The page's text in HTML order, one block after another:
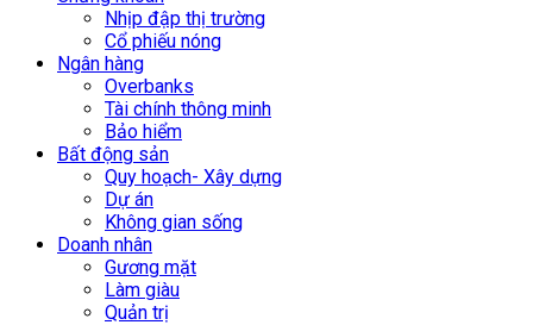
Nhịp đập thị trường
Cổ phiếu nóng
Ngân hàng
Overbanks
Tài chính thông minh
Bảo hiểm
Bất động sản
Quy hoạch- Xây dựng
Dự án
Không gian sống
Doanh nhân
Gương mặt
Làm giàu
Quản trị